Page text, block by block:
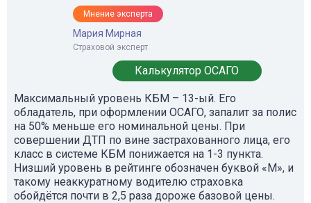
Мнение эксперта
Мария Мирная
Страховой эксперт
Калькулятор ОСАГО
Максимальный уровень КБМ – 13-ый. Его
обладатель, при оформлении ОСАГО, запалит за полис
на 50% меньше его номинальной цены. При
совершении ДТП по вине застрахованного лица, его
класс в системе КБМ понижается на 1-3 пункта.
Низший уровень в рейтинге обозначен буквой «М», и
такому неаккуратному водителю страховка
обойдётся почти в 2,5 раза дороже базовой цены.